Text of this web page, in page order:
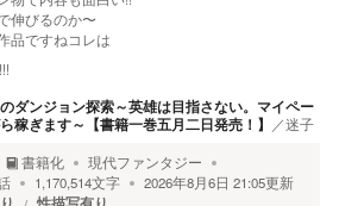
伸びるのか〜
品ですねコレは
ダンジョン探索～英雄は目指さない。マイペー
稼ぎます～【書籍一巻五月二日発売！】
／迷子
書籍化
現代ファンタジー
1,170,514文字 2026年8月6日 21:05更新